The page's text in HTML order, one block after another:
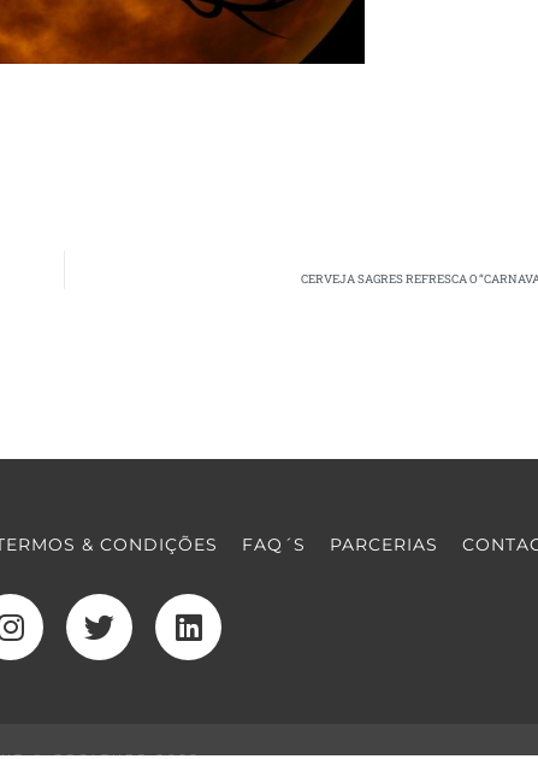
CERVEJA SAGRES REFRESCA O
& CONDIÇÕES FAQ´S PARCERIAS